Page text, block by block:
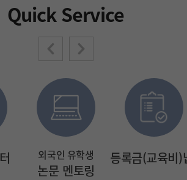
Quick Service
외국인 유학생
논문 멘토링
등록금(교육비)